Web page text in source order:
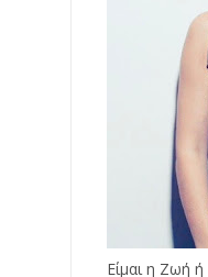
Είμαι η Ζωή